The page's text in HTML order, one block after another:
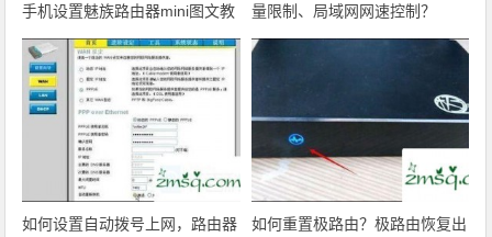
手机设置魅族路由器mini图文教
程
量限制、局域网网速控制？
如何设置自动拨号上网，路由器
如何重置极路由？极路由恢复出